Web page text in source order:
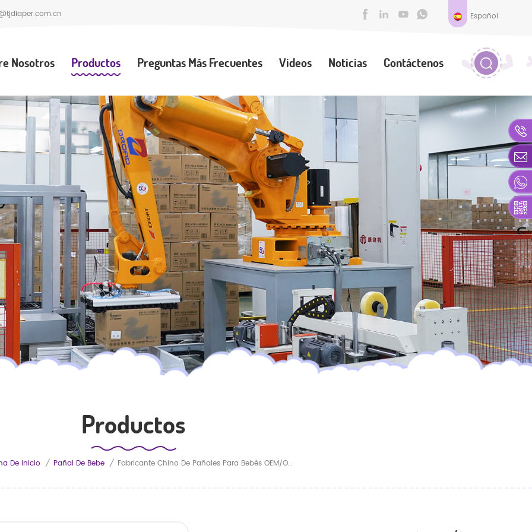
Español
Nosotros Productos Preguntas Más Frecuentes Videos Noticias Contáctenos
Productos
De Inicio / Pañal De Bebe / Fabricante Chino De Pañales Para Bebés OEM/ODM. Tamaños Personalizados. Muestras Gratuitas.